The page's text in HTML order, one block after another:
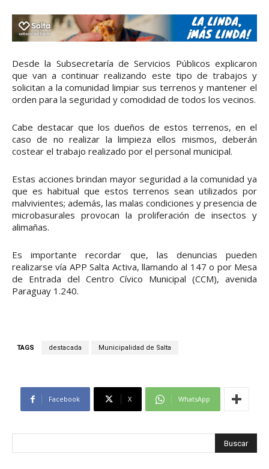
Desde la Subsecretaría de Servicios Públicos explicaron
que van a continuar realizando este tipo de trabajos y
solicitan a la comunidad limpiar sus terrenos y mantener el
orden para la seguridad y comodidad de todos los vecinos.
Cabe destacar que los dueños de estos terrenos, en el
caso de no realizar la limpieza ellos mismos, deberán
costear el trabajo realizado por el personal municipal.
Estas acciones brindan mayor seguridad a la comunidad ya
que es habitual que estos terrenos sean utilizados por
malvivientes; además, las malas condiciones y presencia de
microbasurales provocan la proliferación de insectos y
alimañas.
Es importante recordar que, las denuncias pueden
realizarse vía APP Salta Activa, llamando al 147 o por Mesa
de Entrada del Centro Cívico Municipal (CCM), avenida
Paraguay 1.240.
TAGS destacada Municipalidad de Salta
Facebook X WhatsApp